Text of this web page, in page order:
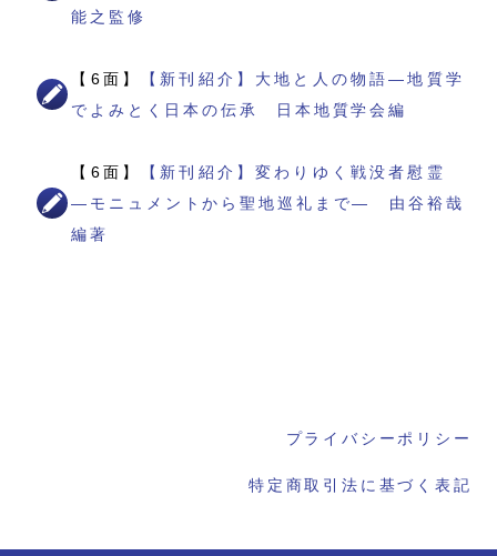
能之監修
【6面】
【新刊紹介】大地と人の物語―地質学
でよみとく日本の伝承 日本地質学会編
【6面】
【新刊紹介】変わりゆく戦没者慰霊
―モニュメントから聖地巡礼まで― 由谷裕哉
編著
プライバシーポリシー
特定商取引法に基づく表記